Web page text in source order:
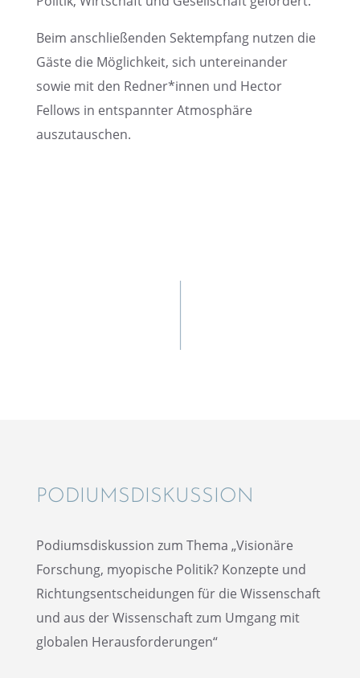
Beim anschlie­ßen­den Sektemp­fang nutzen die
Gäste die Möglich­keit, sich unter­ein­an­der
sowie mit den Redner*innen und Hector
Fellows in entspann­ter Atmosphäre
auszutauschen.
PODIUMS­DIS­KUS­SION
Podiums­dis­kus­sion zum Thema „Visio­näre
Forschung, myopi­sche Politik? Konzepte und
Richtungs­ent­schei­dun­gen für die Wissen­schaft
und aus der Wissen­schaft zum Umgang mit
globa­len Herausforderungen“